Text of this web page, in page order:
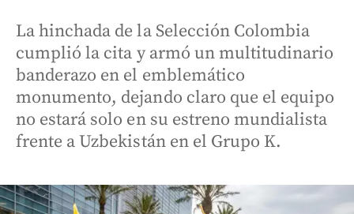
La hinchada de la Selección Colombia
cumplió la cita y armó un multitudinario
banderazo en el emblemático
monumento, dejando claro que el equipo
no estará solo en su estreno mundialista
frente a Uzbekistán en el Grupo K.